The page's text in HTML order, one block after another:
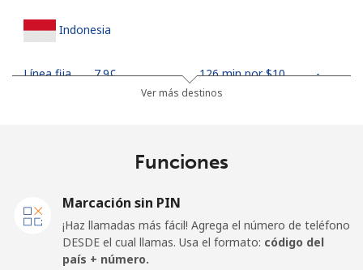
Indonesia
Línea fija ⁦7.9¢⁩ 126 min por ⁦$10⁩ -
Línea fija ⁦27.5¢⁩ 36 min por ⁦$10⁩ -
Ver más destinos
Funciones
Marcación sin PIN
¡Haz llamadas más fácil! Agrega el número de teléfono
DESDE el cual llamas. Usa el formato: código del
país + número.